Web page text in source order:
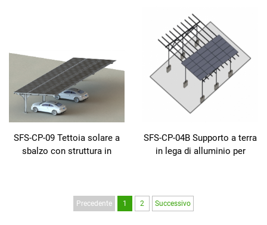
privo di corrosione
SFS-CP-09 Tettoia solare a
sbalzo con struttura in
SFS-CP-04B Supporto a terra
in lega di alluminio per
Precedente 1 2 Successivo